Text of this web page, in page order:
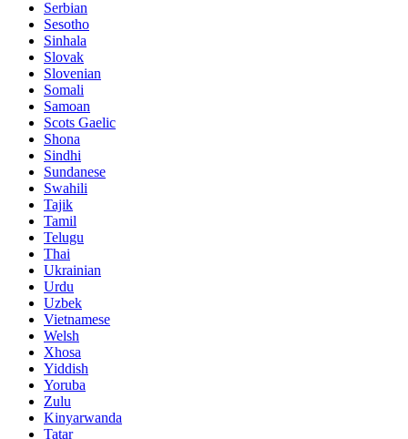
Serbian
Sesotho
Sinhala
Slovak
Slovenian
Somali
Samoan
Scots Gaelic
Shona
Sindhi
Sundanese
Swahili
Tajik
Tamil
Telugu
Thai
Ukrainian
Urdu
Uzbek
Vietnamese
Welsh
Xhosa
Yiddish
Yoruba
Zulu
Kinyarwanda
Tatar